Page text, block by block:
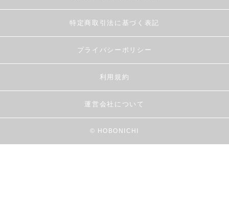
特定商取引法に基づく表記
プライバシーポリシー
利用規約
運営会社について
© HOBONICHI